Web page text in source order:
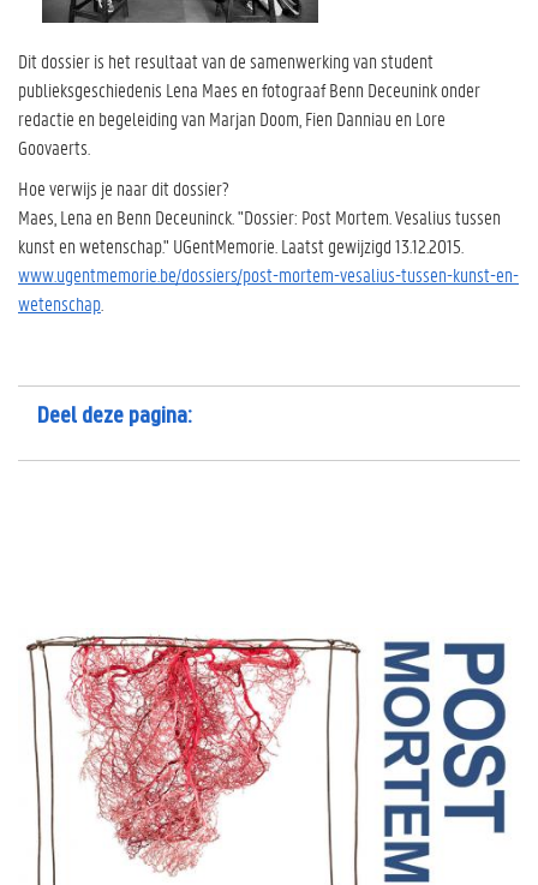
Dit dossier is het resultaat van de samenwerking van student
publieksgeschiedenis Lena Maes en fotograaf Benn Deceunink onder
redactie en begeleiding van Marjan Doom, Fien Danniau en Lore
Goovaerts.
Hoe verwijs je naar dit dossier?
Maes, Lena en Benn Deceuninck. "Dossier: Post Mortem. Vesalius tussen
kunst en wetenschap." UGentMemorie. Laatst gewijzigd 13.12.2015.
www.ugentmemorie.be/dossiers/post-mortem-vesalius-tussen-kunst-en-
wetenschap
Deel deze pagina: